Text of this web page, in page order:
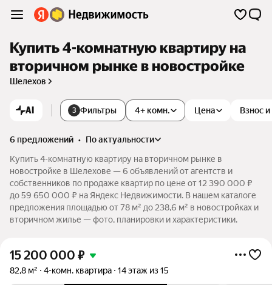
Купить 4-комнатную квартиру на
вторичном рынке в новостройке
Шелехов
AI 3 Фильтры Цена Взнос
4+ комн.
6 предложений •
по актуальности
Купить 4-комнатную квартиру на вторичном рынке в
новостройке в Шелехове — 6 объявлений от агентств и
собственников по продаже квартир по цене от 12 390 000 ₽
до 59 650 000 ₽ на Яндекс Недвижимости. В нашем каталоге
предложения площадью от 78 м² до 238,6 м² в новостройках и
вторичном жилье — фото, планировки и характеристики.
15 200 000 ₽
82,8 м² 4-комн. квартира 14 этаж из 15